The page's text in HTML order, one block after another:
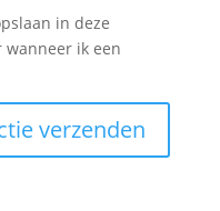
in deze
wanneer ik een